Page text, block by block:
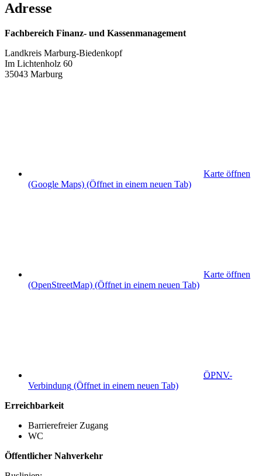
Adresse
Fachbereich Finanz- und Kassenmanagement
Landkreis Marburg-Biedenkopf
Im Lichtenholz 60
35043 Marburg
Karte öffnen
(Google Maps) (Öffnet in einem neuen Tab)
Karte öffnen
(OpenStreetMap) (Öffnet in einem neuen Tab)
ÖPNV-
Verbindung (Öffnet in einem neuen Tab)
Erreichbarkeit
Barrierefreier Zugang
WC
Öffentlicher Nahverkehr